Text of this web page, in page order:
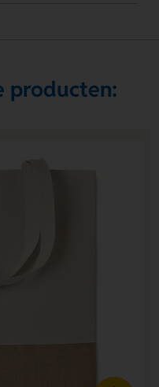
producten: